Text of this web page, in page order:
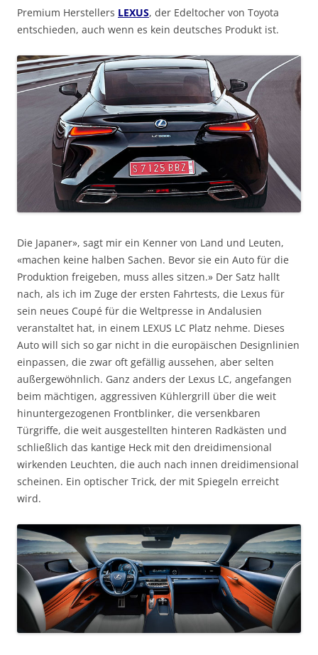
Premium Herstellers LEXUS, der Edeltocher von Toyota
entschieden, auch wenn es kein deutsches Produkt ist.
Die Japaner», sagt mir ein Kenner von Land und Leuten,
«machen keine halben Sachen. Bevor sie ein Auto für die
Produktion freigeben, muss alles sitzen.» Der Satz hallt
nach, als ich im Zuge der ersten Fahrtests, die Lexus für
sein neues Coupé für die Weltpresse in Andalusien
veranstaltet hat, in einem LEXUS LC Platz nehme. Dieses
Auto will sich so gar nicht in die europäischen Designlinien
einpassen, die zwar oft gefällig aussehen, aber selten
außergewöhnlich. Ganz anders der Lexus LC, angefangen
beim mächtigen, aggressiven Kühlergrill über die weit
hinuntergezogenen Frontblinker, die versenkbaren
Türgriffe, die weit ausgestellten hinteren Radkästen und
schließlich das kantige Heck mit den dreidimensional
wirkenden Leuchten, die auch nach innen dreidimensional
scheinen. Ein optischer Trick, der mit Spiegeln erreicht
wird.